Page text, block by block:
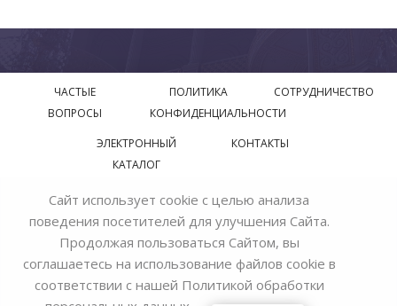
ЧАСТЫЕ
ВОПРОСЫ
ПОЛИТИКА
КОНФИДЕНЦИАЛЬНОСТИ
СОТРУДНИЧЕСТВО
ЭЛЕКТРОННЫЙ
КАТАЛОГ
КОНТАКТЫ
© 2018—2026 Официальный сайт завода производителя
Bohemia Ivele Crystal
Сайт использует cookie с целью анализа
поведения посетителей для улучшения Сайта.
Продолжая пользоваться Сайтом, вы
соглашаетесь на использование файлов cookie в
соответствии с нашей Политикой обработки